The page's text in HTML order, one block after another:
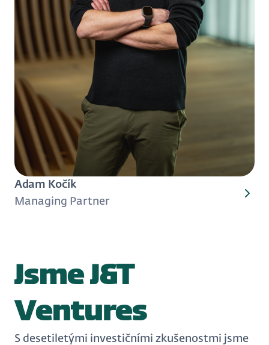
Adam Kočík
Managing Partner
Jsme J&T
Ventures
S desetiletými investičními zkušenostmi jsme